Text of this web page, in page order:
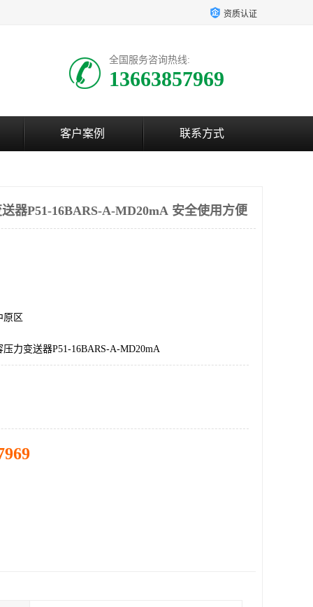
资质认证
全国服务咨询热线:
13663857969
客户案例 联系方式
器P51-16BARS-A-MD20mA 安全使用方便
原区
力变送器P51-16BARS-A-MD20mA